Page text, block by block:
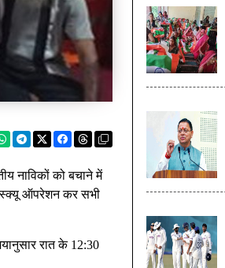
नाविकों को बचाने में
ऑपरेशन कर सभी
रात के 12:30